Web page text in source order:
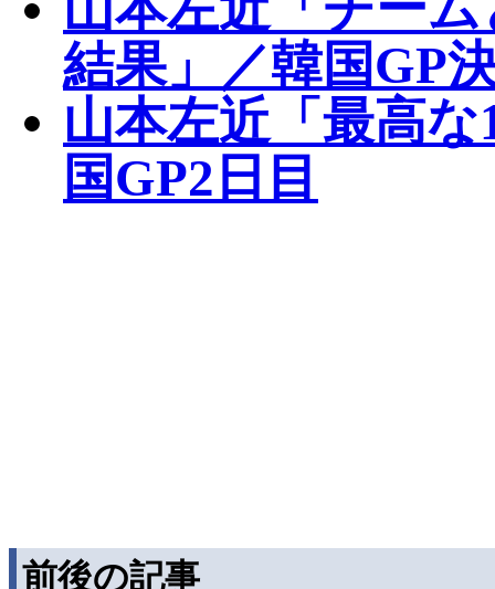
結果」／韓国GP
山本左近「最高
国GP2日目
前後の記事